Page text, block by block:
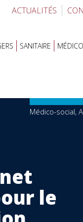
ACTUALITÉS
SANITAIRE
Médico-social,
le